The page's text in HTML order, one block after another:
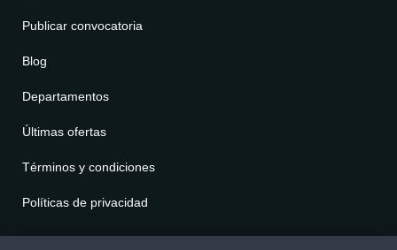
Publicar convocatoria
Blog
Departamentos
Últimas ofertas
Términos y condiciones
Políticas de privacidad